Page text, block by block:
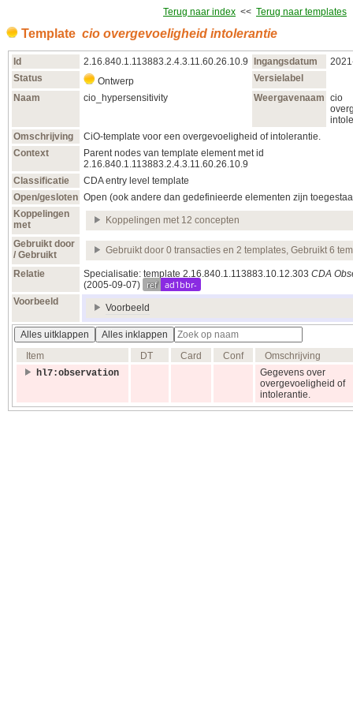
Terug naar index << Terug naar templates
Template cio overgevoeligheid intolerantie
Id 2.16.840.1.113883.2.4.3.11.60.26.10.9 Ingangsdatum
Status
Ontwerp
Versielabel
Naam
cio_hypersensitivity Weergavenaam cio
Omschrijving
CiO-template voor een overgevoeligheid of intolerantie.
Context
Parent nodes van template element met id
2.16.840.1.113883.2.4.3.11.60.26.10.9
Classificatie
CDA entry level template
Open/gesloten Open (ook andere dan gedefinieerde elementen zijn
Koppelingen
met
Koppelingen met 12 concepten
Gebruikt door
/ Gebruikt
Gebruikt door 0 transacties en 2 templates, Gebruikt 6
Relatie Specialisatie: template 2.16.840.1.113883.10.12.303 CDA
(2005‑09‑07)
ref ad1bbr-
Voorbeeld
Voorbeeld
Alles uitklappen
Alles inklappen
Item
DT Card Conf
Omschrijving
hl7:observation
Gegevens over
overgevoeligheid of
intolerantie.